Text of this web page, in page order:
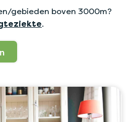
gebieden boven 3000m?
.